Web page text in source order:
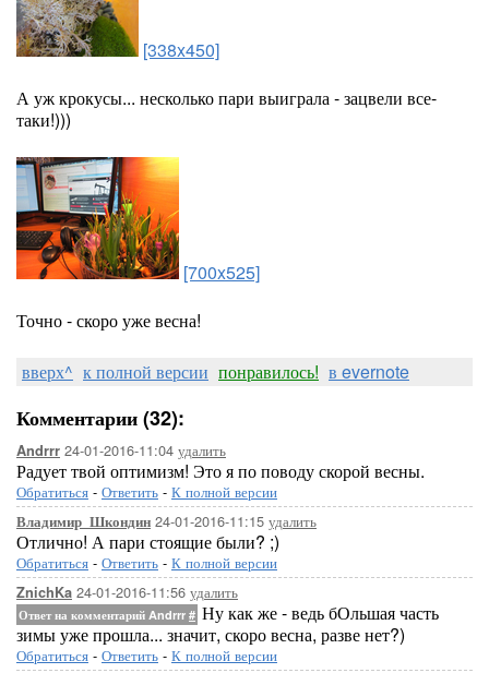
[338x450]
А уж крокусы... несколько пари выиграла - зацвели все-
таки!)))
[700x525]
Точно - скоро уже весна!
вверх^ к полной версии понравилось! в evernote
Комментарии (32):
Andrrr 24-01-2016-11:04 удалить
Радует твой оптимизм! Это я по поводу скорой весны.
Обратиться - Ответить - К полной версии
Владимир_Шкондин 24-01-2016-11:15 удалить
Отлично! А пари стоящие были? ;)
Обратиться - Ответить - К полной версии
ZnichKa 24-01-2016-11:56 удалить
Ответ на комментарий Andrrr # Ну как же - ведь бОльшая часть
зимы уже прошла... значит, скоро весна, разве нет?)
Обратиться - Ответить - К полной версии